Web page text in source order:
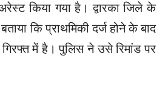
किया गया है। द्वारका जिले के
बताया कि प्राथमिकी दर्ज होने के बाद
गिरफ्त में है। पुलिस ने उसे रिमांड पर